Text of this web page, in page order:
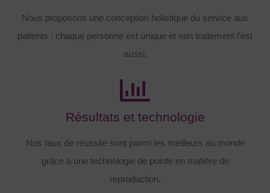
Nous proposons une conception holistique du service aux
patients : chaque personne est unique et son traitement l'est
aussi.
Résultats et technologie
Nos taux de réussite sont parmi les meilleurs au monde
grâce à une technologie de pointe en matière de
reproduction.